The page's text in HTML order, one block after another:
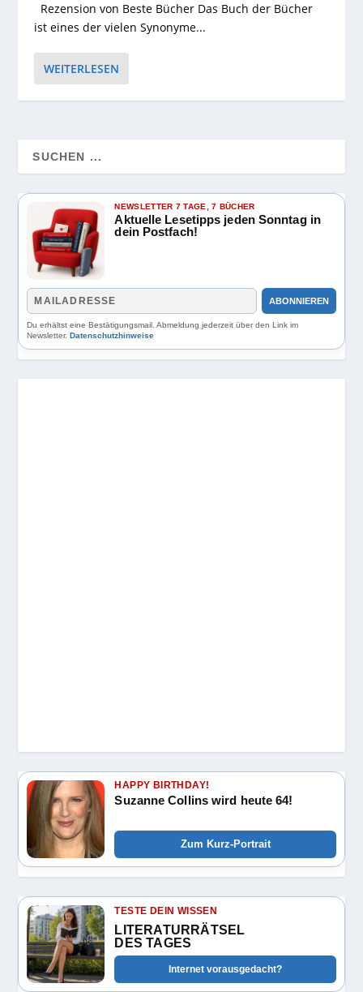
Rezension von Beste Bücher Das Buch der Bücher
ist eines der vielen Synonyme...
WEITERLESEN
NEWSLETTER 7 TAGE, 7 BÜCHER
Aktuelle Lesetipps jeden Sonntag in
dein Postfach!
ABONNIEREN
Du erhältst eine Bestätigungsmail. Abmeldung jederzeit über den Link im
Newsletter. Datenschutzhinweise
HAPPY BIRTHDAY!
Suzanne Collins wird heute 64!
Zum Kurz-Portrait
TESTE DEIN WISSEN
LITERATURRÄTSEL
DES TAGES
Internet vorausgedacht?